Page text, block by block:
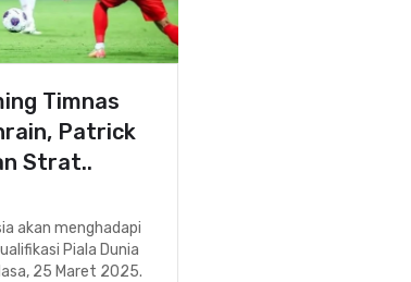
Timnas
Patrick
Strat..
akan menghadapi
Piala Dunia
25 Maret 2025.